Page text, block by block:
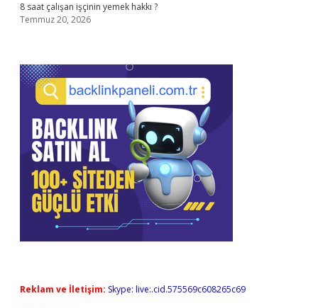
8 saat çalışan işçinin yemek hakkı ?
Temmuz 20, 2026
Reklam ve İletişim: Skype: live:.cid.575569c608265c69